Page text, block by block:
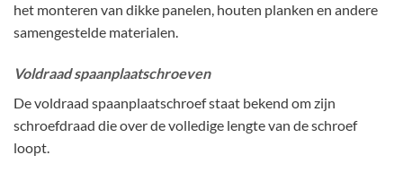
het monteren van dikke panelen, houten planken en andere
samengestelde materialen.
Voldraad spaanplaatschroeven
De voldraad spaanplaatschroef staat bekend om zijn
schroefdraad die over de volledige lengte van de schroef
loopt.